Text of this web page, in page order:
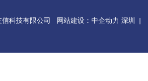
信科技有限公司 网站建设：中企动力 深圳
|